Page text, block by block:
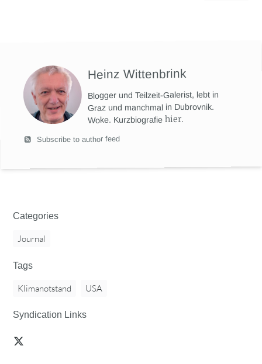
Heinz Wittenbrink
Blogger und Teilzeit-Galerist, lebt in
Graz und manchmal in Dubrovnik.
Woke. Kurzbiografiehier.
Subscribe to author feed
Categories
Journal
Tags
Klimanotstand USA
Syndication Links